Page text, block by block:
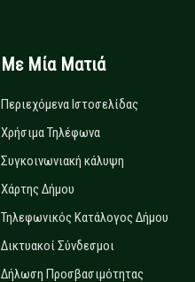
Με Μία Ματιά
Περιεχόμενα Ιστοσελίδας
Χρήσιμα Τηλέφωνα
Συγκοινωνιακή κάλυψη
Χάρτης Δήμου
Τηλεφωνικός Κατάλογος Δήμου
Δικτυακοί Σύνδεσμοι
Δήλωση Προσβασιμότητας